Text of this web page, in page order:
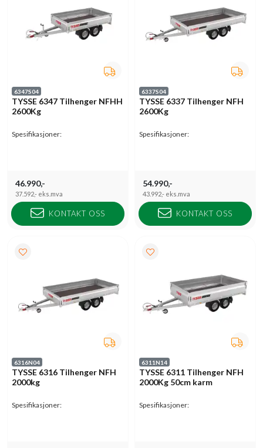
6347S04
TYSSE 6347 Tilhenger NFHH
2600Kg
Spesifikasjoner:
46.990,-
37.592,- eks.mva
KONTAKT OSS
6337S04
TYSSE 6337 Tilhenger NFH
2600Kg
Spesifikasjoner:
54.990,-
43.992,- eks.mva
KONTAKT OSS
6316N04
TYSSE 6316 Tilhenger NFH
2000kg
Spesifikasjoner:
6311N14
TYSSE 6311 Tilhenger NFH
2000Kg 50cm karm
Spesifikasjoner: